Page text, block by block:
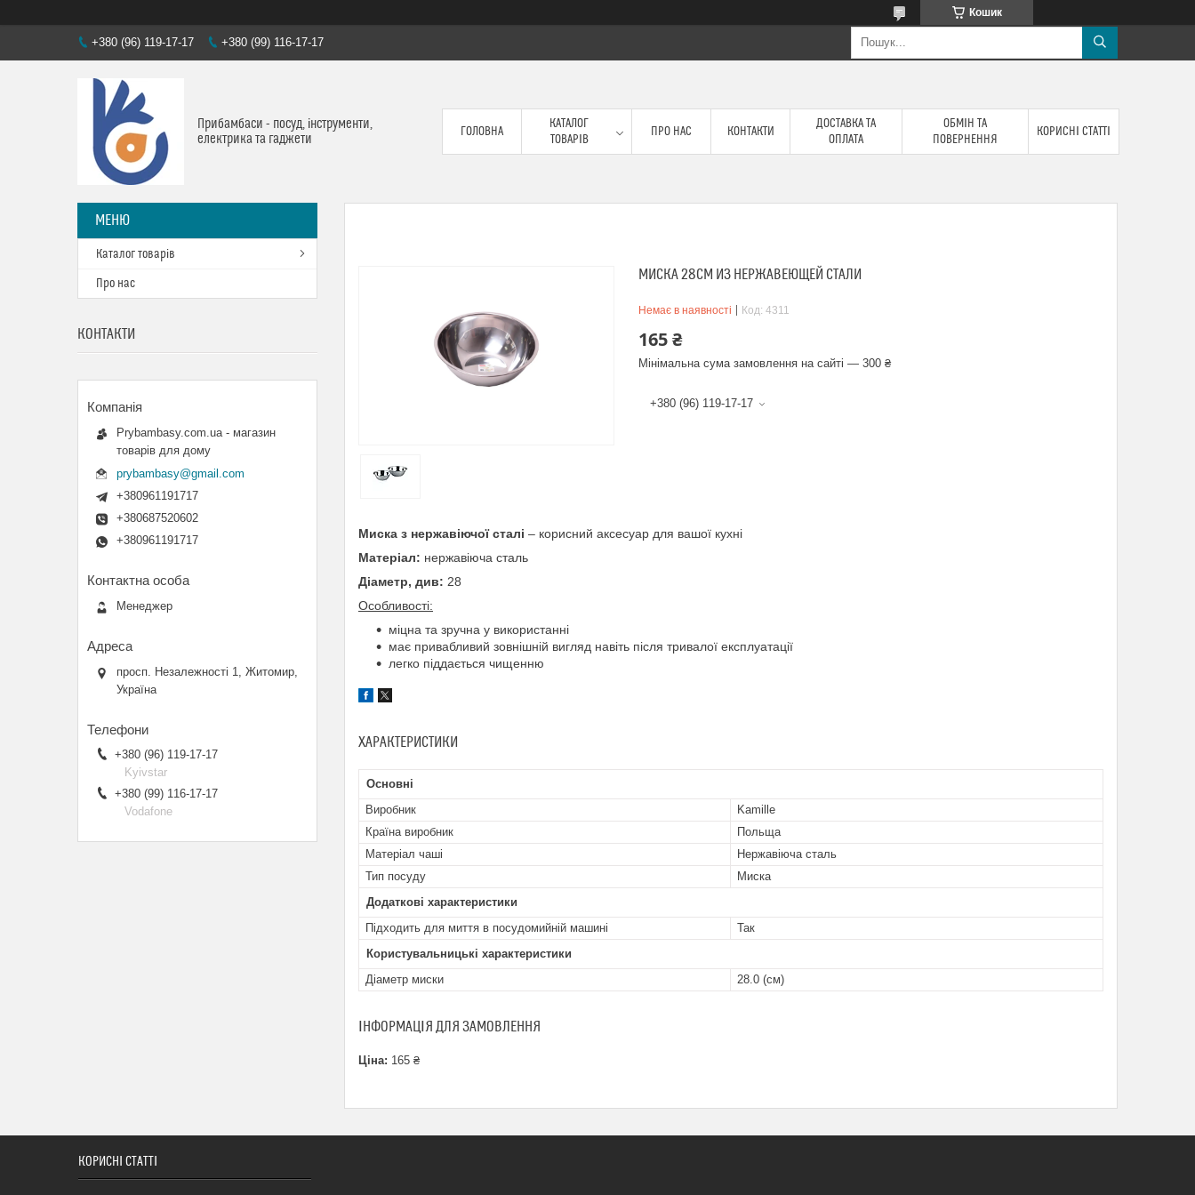
Кошик
+380 (96) 119-17-17 +380 (99) 116-17-17
Прибамбаси - посуд, інструменти,
електрика та гаджети
ГОЛОВНА
КАТАЛОГ
ТОВАРІВ
ПРО НАС КОНТАКТИ
ДОСТАВКА ТА
ОПЛАТА
ОБМІН ТА
ПОВЕРНЕННЯ
КОРИСНІ СТАТТІ
МИСКА 28СМ ИЗ НЕРЖАВЕЮЩЕЙ СТАЛИ
Немає в наявності Код: 4311
165 ₴
Мінімальна сума замовлення на сайті — 300 ₴
+380 (96) 119-17-17
Миска з нержавіючої сталі – корисний аксесуар для вашої кухні
Матеріал: нержавіюча сталь
Діаметр, див: 28
Особливості:
міцна та зручна у використанні
має привабливий зовнішній вигляд навіть після тривалої експлуатації
легко піддається чищенню
ХАРАКТЕРИСТИКИ
Основні
Виробник
Kamille
Країна виробник
Польща
Матеріал чаші
Нержавіюча сталь
Тип посуду
Миска
Додаткові характеристики
Підходить для миття в посудомийній машині
Так
Користувальницькі характеристики
Діаметр миски
28.0 (см)
ІНФОРМАЦІЯ ДЛЯ ЗАМОВЛЕННЯ
Ціна: 165 ₴
Каталог товарів
Про нас
КОНТАКТИ
Prybambasy.com.ua - магазин
товарів для дому
prybambasy@gmail.com
+380961191717
+380687520602
+380961191717
Менеджер
просп. Незалежності 1, Житомир,
Україна
+380 (96) 119-17-17
Kyivstar
+380 (99) 116-17-17
Vodafone
КОРИСНІ СТАТТІ